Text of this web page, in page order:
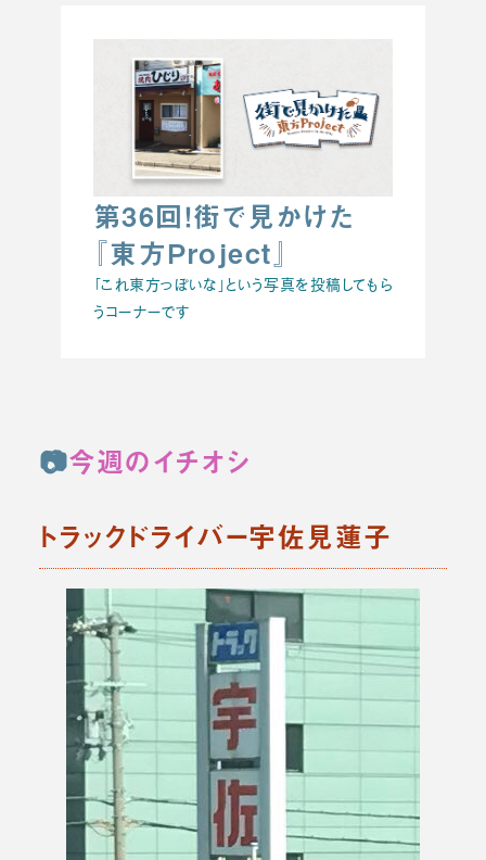
第36回！街で見かけた
『東方Project』
「これ東方っぽいな」という写真を投稿してもら
うコーナーです
📷今週のイチオシ
トラックドライバー宇佐見蓮子